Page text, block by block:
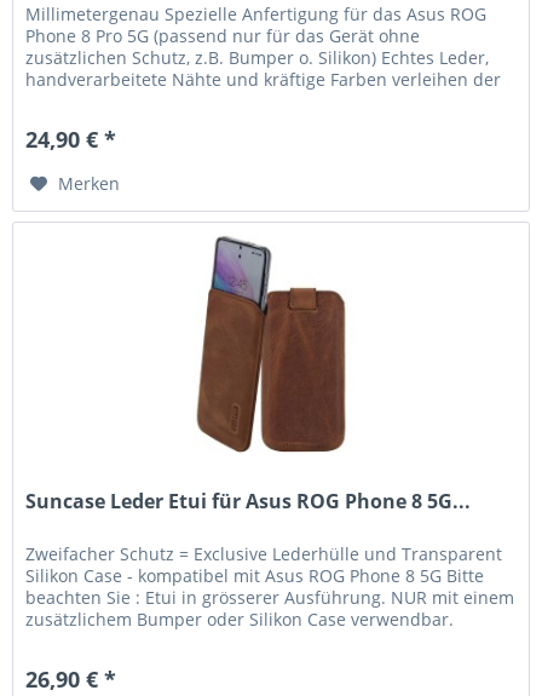
Millimetergenau Spezielle Anfertigung für das Asus ROG
Phone 8 Pro 5G (passend nur für das Gerät ohne
zusätzlichen Schutz, z.B. Bumper o. Silikon) Echtes Leder,
handverarbeitete Nähte und kräftige Farben verleihen der
24,90 € *
Merken
Suncase Leder Etui für Asus ROG Phone 8 5G...
Zweifacher Schutz = Exclusive Lederhülle und Transparent
Silikon Case - kompatibel mit Asus ROG Phone 8 5G Bitte
beachten Sie : Etui in grösserer Ausführung. NUR mit einem
zusätzlichem Bumper oder Silikon Case verwendbar.
26,90 € *